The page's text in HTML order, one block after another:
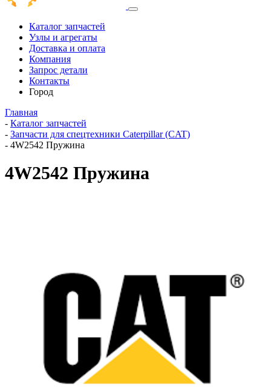
Каталог запчастей
Узлы и агрегаты
Доставка и оплата
Компания
Запрос детали
Контакты
Город
Главная
- Каталог запчастей
- Запчасти для спецтехники Caterpillar (CAT)
- 4W2542 Пружина
4W2542 Пружина